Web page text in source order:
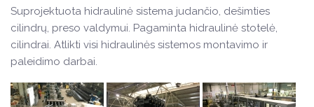
Suprojektuota hidraulinė sistema judančio, dešimties
cilindrų, preso valdymui. Pagaminta hidraulinė stotelė,
cilindrai. Atlikti visi hidraulinės sistemos montavimo ir
paleidimo darbai.